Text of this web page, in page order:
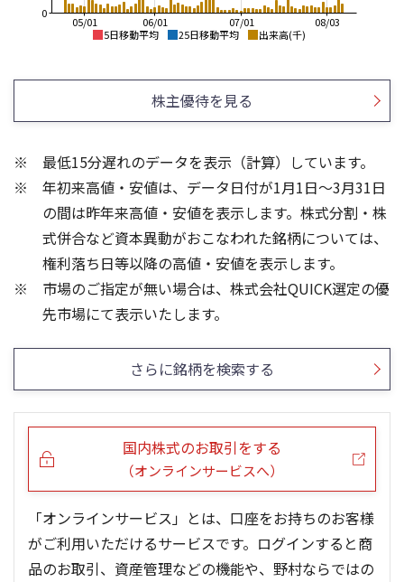
5日移動平均 25日移動平均 出来高(千)
08/03
07/01
06/01
05/01
0
26/02
25/12
25/10
25/08
25/06
25/04
0
2,000
4,000
8,000
10,000
12,000
1
24/01
23/01
22/01
21/01
0
2,000
4,000
8,000
10,000
12,000
株主優待を見る
最低15分遅れのデータを表示（計算）しています。
年初来高値・安値は、データ日付が1月1日～3月31日
の間は昨年来高値・安値を表示します。株式分割・株
式併合など資本異動がおこなわれた銘柄については、
権利落ち日等以降の高値・安値を表示します。
市場のご指定が無い場合は、株式会社QUICK選定の優
先市場にて表示いたします。
さらに銘柄を検索する
国内株式のお取引をする
（オンラインサービスへ）
「オンラインサービス」とは、口座をお持ちのお客様
がご利用いただけるサービスです。ログインすると商
品のお取引、資産管理などの機能や、野村ならではの